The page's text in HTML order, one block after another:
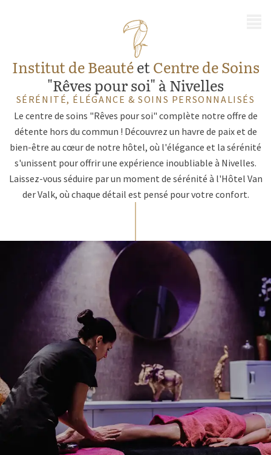
Institut de BeautéetCentre de Soins
"Rêves pour soi" à Nivelles
SÉRÉNITÉ, ÉLÉGANCE & SOINS PERSONNALISÉS
Le centre de soins "Rêves pour soi" complète notre offre de
détente hors du commun ! Découvrez un havre de paix et de
bien-être au cœur de notre hôtel, où l'élégance et la sérénité
s'unissent pour offrir une expérience inoubliable à Nivelles.
Laissez-vous séduire par un moment de sérénité à l'Hôtel Van
der Valk, où chaque détail est pensé pour votre confort.